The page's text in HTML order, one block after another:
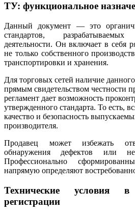
ТУ: функциональное
Данный документ — это
стандартов,
деятельности. Он включает в себя
не только собственного
транспортировки и хранения.
Для торговых сетей наличие данного
прямым свидетельством честности
регламент дает возможность
утвержденного стандарта. То есть,
качество и безопасность
производителя.
Продавец может избежать
обнаружения дефектов или
Профессионально
напрямую определяют
Технические условия
регистрации